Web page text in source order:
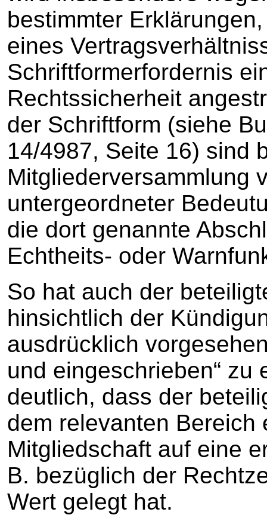
bestimmter
eines
Schriftformerfordernis
Rechtssicherheit
der Schriftform (siehe
14/4987, Seite 16) sind
Mitgliederversammlung
untergeordneter
die dort genannte
Echtheits- oder
So hat auch der
hinsichtlich der
ausdrücklich
und eingeschrieben“ zu
deutlich, dass der
dem relevanten Bereich
Mitgliedschaft auf eine
B. bezüglich der
Wert gelegt hat.